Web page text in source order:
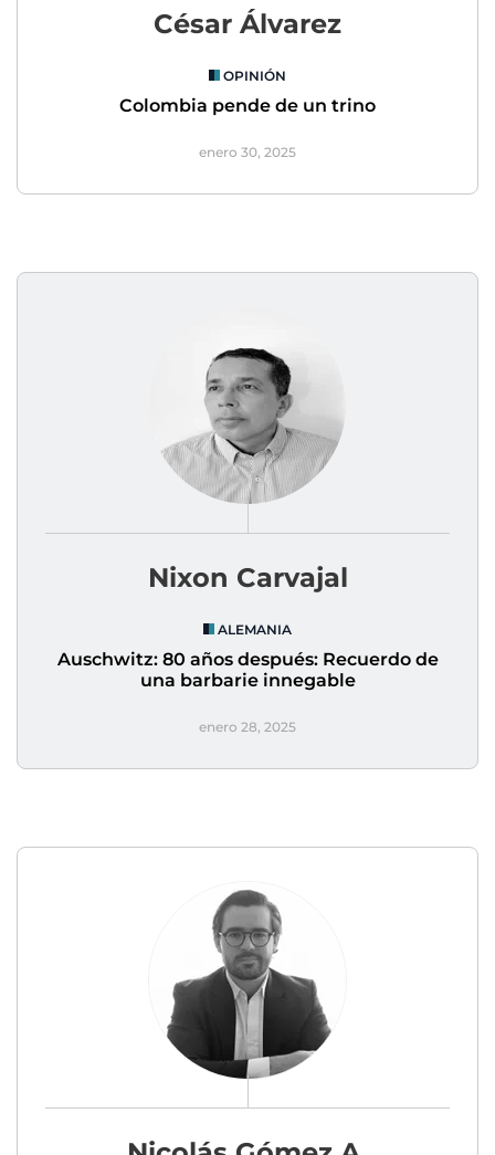
César Álvarez
OPINIÓN
Colombia pende de un trino
enero 30, 2025
Nixon Carvajal
ALEMANIA
Auschwitz: 80 años después: Recuerdo de
una barbarie innegable
enero 28, 2025